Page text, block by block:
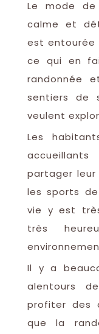
Le mode
calme et
est entourée
ce qui en
randonnée
sentiers de
veulent
Les
partager
les sports
vie y est
très
Il y a
alentours
profiter des
que la